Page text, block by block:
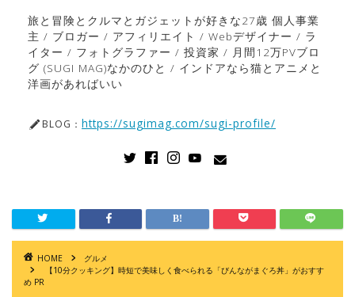
旅と冒険とクルマとガジェットが好きな27歳 個人事業
主 / ブロガー / アフィリエイト / Webデザイナー / ラ
イター / フォトグラファー / 投資家 / 月間12万PVブロ
グ (SUGI MAG)なかのひと / インドアなら猫とアニメと
洋画があればいい
BLOG： https://sugimag.com/sugi-profile/
HOME
グルメ
【10分クッキング】時短で美味しく食べられる「びんながまぐろ丼」がおすす
め PR